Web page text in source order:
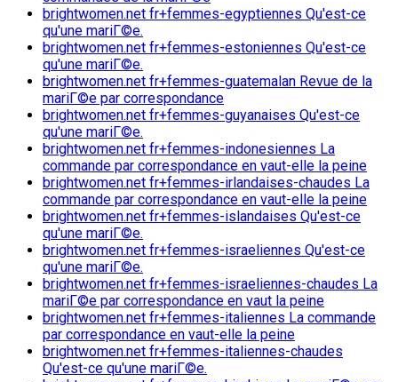
brightwomen.net fr+femmes-egyptiennes Qu'est-ce
qu'une mariГ©e.
brightwomen.net fr+femmes-estoniennes Qu'est-ce
qu'une mariГ©e.
brightwomen.net fr+femmes-guatemalan Revue de la
mariГ©e par correspondance
brightwomen.net fr+femmes-guyanaises Qu'est-ce
qu'une mariГ©e.
brightwomen.net fr+femmes-indonesiennes La
commande par correspondance en vaut-elle la peine
brightwomen.net fr+femmes-irlandaises-chaudes La
commande par correspondance en vaut-elle la peine
brightwomen.net fr+femmes-islandaises Qu'est-ce
qu'une mariГ©e.
brightwomen.net fr+femmes-israeliennes Qu'est-ce
qu'une mariГ©e.
brightwomen.net fr+femmes-israeliennes-chaudes La
mariГ©e par correspondance en vaut la peine
brightwomen.net fr+femmes-italiennes La commande
par correspondance en vaut-elle la peine
brightwomen.net fr+femmes-italiennes-chaudes
Qu'est-ce qu'une mariГ©e.